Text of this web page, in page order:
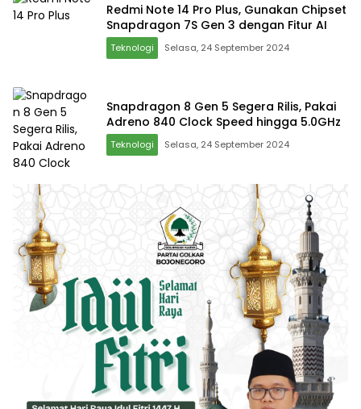
Redmi Note 14 Pro Plus, Gunakan Chipset
Snapdragon 7S Gen 3 dengan Fitur AI
Teknologi Selasa, 24 September 2024
Snapdragon 8 Gen 5 Segera Rilis, Pakai
Adreno 840 Clock Speed hingga 5.0GHz
Teknologi Selasa, 24 September 2024